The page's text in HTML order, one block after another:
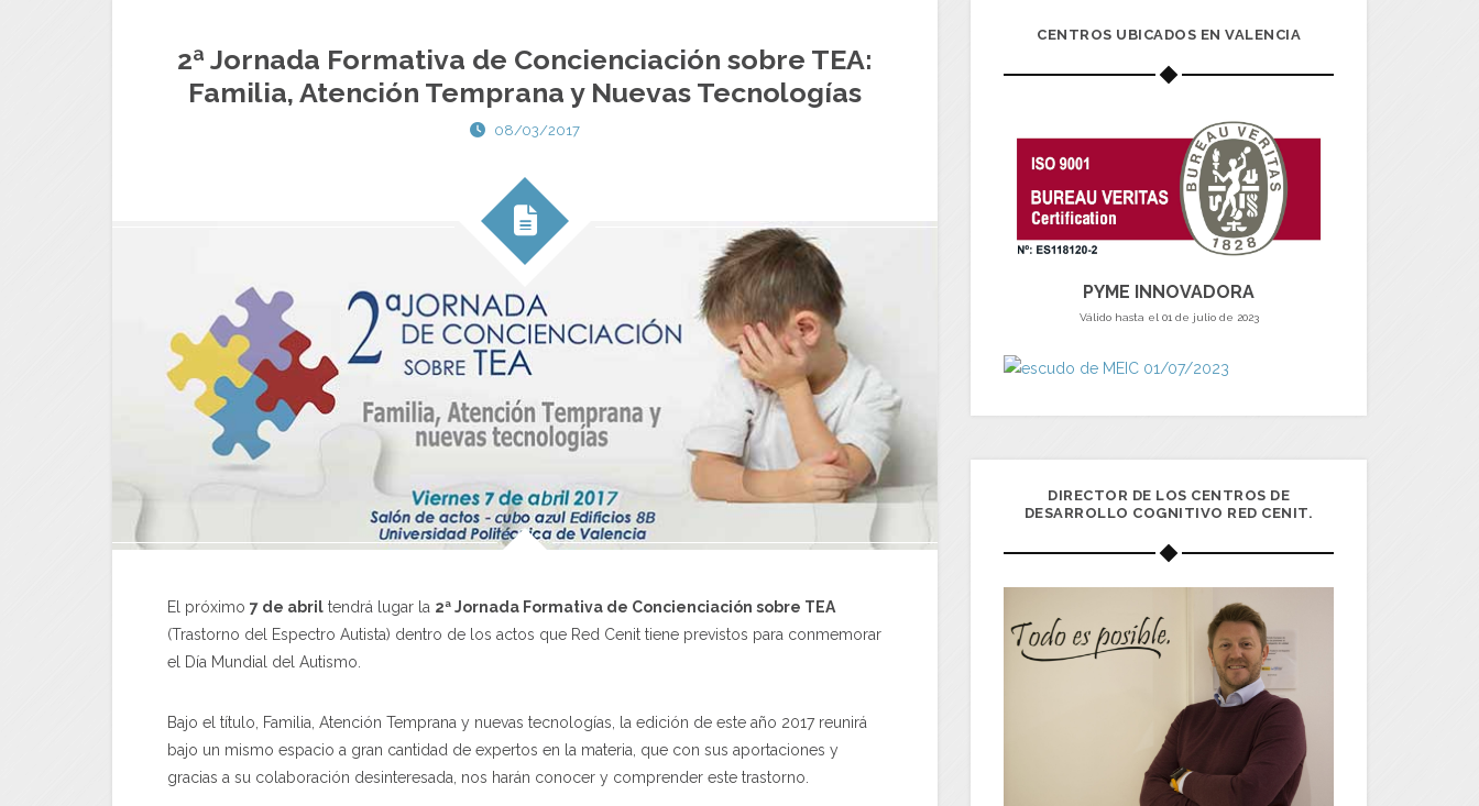
2ª Jornada Formativa de Concienciación sobre TEA:
Familia, Atención Temprana y Nuevas Tecnologías
08/03/2017
El próximo 7 de abril tendrá lugar la 2ª Jornada Formativa de Concienciación sobre TEA
(Trastorno del Espectro Autista) dentro de los actos que Red Cenit tiene previstos para conmemorar
el Día Mundial del Autismo.
Bajo el título, Familia, Atención Temprana y nuevas tecnologías, la edición de este año 2017 reunirá
bajo un mismo espacio a gran cantidad de expertos en la materia, que con sus aportaciones y
gracias a su colaboración desinteresada, nos harán conocer y comprender este trastorno.
CENTROS UBICADOS EN VALENCIA
PYME INNOVADORA
Válido hasta el 01 de julio de 2023
DIRECTOR DE LOS CENTROS DE
DESARROLLO COGNITIVO RED CENIT.